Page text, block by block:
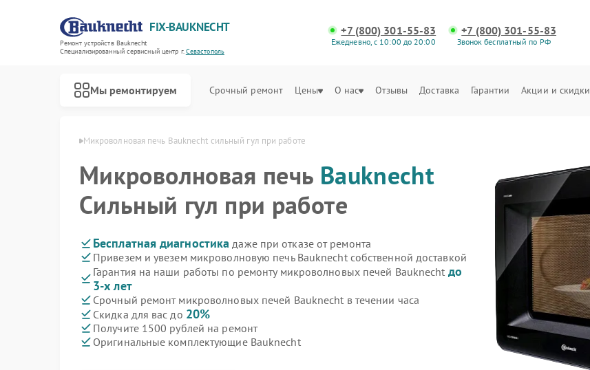
FIX-BAUKNECHT
Ремонт устройств Bauknecht
Специализированный cервисный центр г.Севастополь
+7 (800) 301-55-83
Ежедневно, с 10:00 до 20:00
+7 (800) 301-55-83
Звонок бесплатный по РФ
Мы ремонтируем Срочный ремонт Цены О нас Отзывы Доставка Гарантии Акции и скидки
Микроволновая печь Bauknecht сильный гул при работе
Микроволновая печь Bauknecht
Сильный гул при работе
Бесплатная диагностика даже при отказе от ремонта
Привезем и увезем микроволновую печь Bauknecht собственной доставкой
Гарантия на наши работы по ремонту микроволновых печей Bauknecht до
3-х лет
Срочный ремонт микроволновых печей Bauknecht в течении часа
Скидка для вас до 20%
Получите 1500 рублей на ремонт
Оригинальные комплектующие Bauknecht